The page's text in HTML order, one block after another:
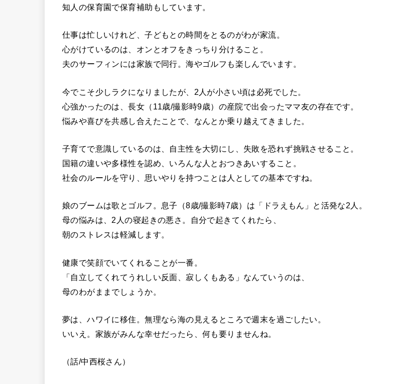
知人の保育園で保育補助もしています。
仕事は忙しいけれど、子どもとの時間をとるのがわが家流。
心がけているのは、オンとオフをきっちり分けること。
夫のサーフィンには家族で同行。海やゴルフも楽しんでいます。
今でこそ少しラクになりましたが、2人が小さい頃は必死でした。
心強かったのは、長女（11歳/撮影時9歳）の産院で出会ったママ友の存在です。
悩みや喜びを共感し合えたことで、なんとか乗り越えてきました。
子育てで意識しているのは、自主性を大切にし、失敗を恐れず挑戦させること。
国籍の違いや多様性を認め、いろんな人とおつきあいすること。
社会のルールを守り、思いやりを持つことは人としての基本ですね。
娘のブームは歌とゴルフ。息子（8歳/撮影時7歳）は「ドラえもん」と活発な2人。
母の悩みは、2人の寝起きの悪さ。自分で起きてくれたら、
朝のストレスは軽減します。
健康で笑顔でいてくれることが一番。
「自立してくれてうれしい反面、寂しくもある」なんていうのは、
母のわがままでしょうか。
夢は、ハワイに移住。無理なら海の見えるところで週末を過ごしたい。
いいえ。家族がみんな幸せだったら、何も要りませんね。
（話/中西桜さん）